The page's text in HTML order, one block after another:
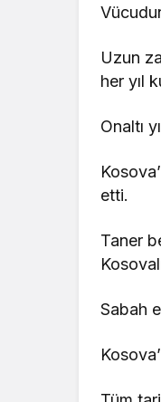
Uzun
her yıl
Onaltı
etti.
Taner
Sabah